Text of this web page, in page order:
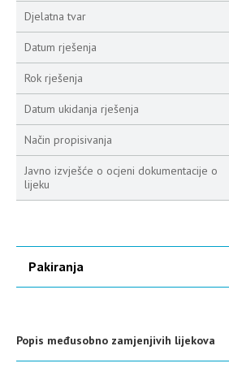
Djelatna tvar
Datum rješenja
Rok rješenja
Datum ukidanja rješenja
Način propisivanja
Javno izvješće o ocjeni dokumentacije o
lijeku
Pakiranja
Popis međusobno zamjenjivih lijekova